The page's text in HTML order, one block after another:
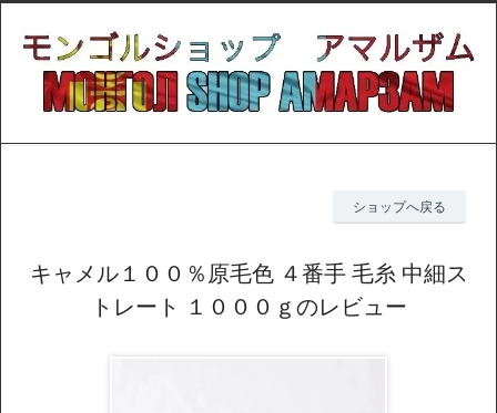
ショップへ戻る
キャメル１００％原毛色 ４番手 毛糸 中細ス
トレート １０００ｇのレビュー